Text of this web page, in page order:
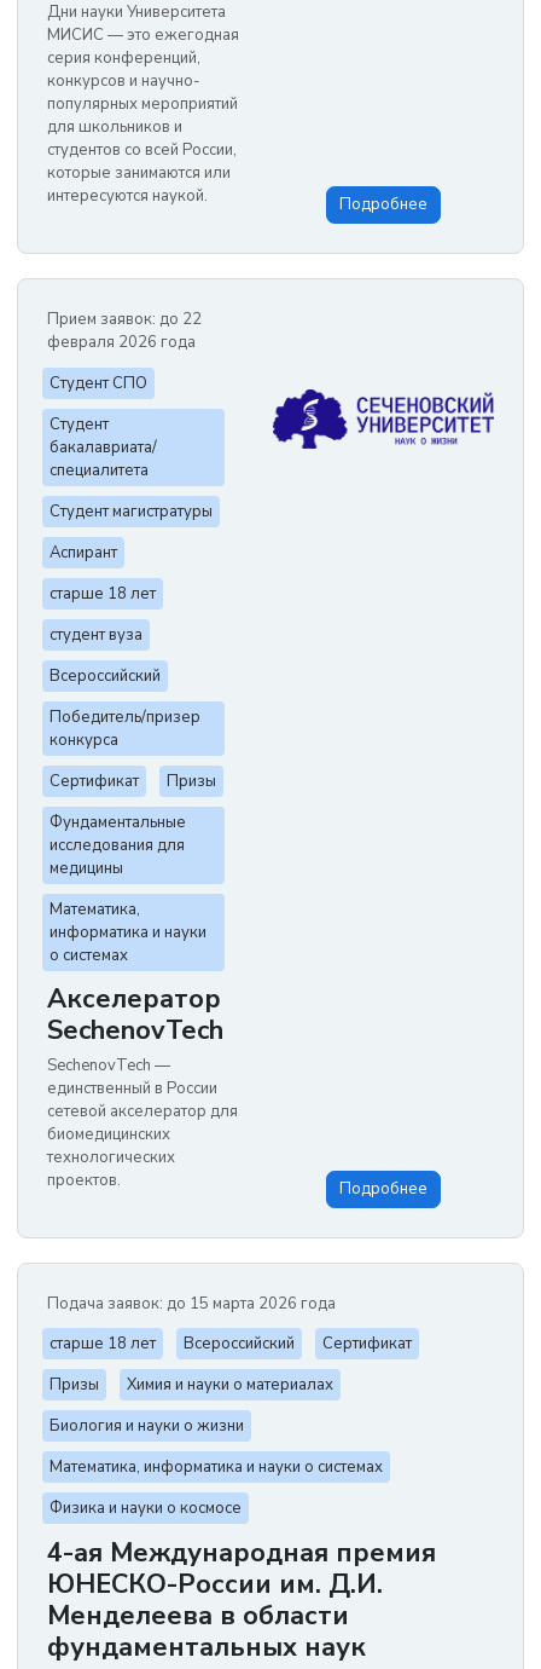
Дни науки Университета
МИСИС — это ежегодная
серия конференций,
конкурсов и научно-
популярных мероприятий
для школьников и
студентов со всей России,
которые занимаются или
интересуются наукой.
Подробнее
Прием заявок: до 22
февраля 2026 года
Студент СПО
Студент
бакалавриата/
специалитета
Студент магистратуры
Аспирант
старше 18 лет
студент вуза
Всероссийский
Победитель/призер
конкурса
Сертификат
Призы
Фундаментальные
исследования для
медицины
Математика,
информатика и науки
о системах
Акселератор
SechenovTech
SechenovTech —
единственный в России
сетевой акселератор для
биомедицинских
технологических
проектов.
Подробнее
Подача заявок: до 15 марта 2026 года
старше 18 лет
Всероссийский
Сертификат
Призы
Химия и науки о материалах
Биология и науки о жизни
Математика, информатика и науки о системах
Физика и науки о космосе
4-ая Международная премия
ЮНЕСКО-России им. Д.И.
Менделеева в области
фундаментальных наук